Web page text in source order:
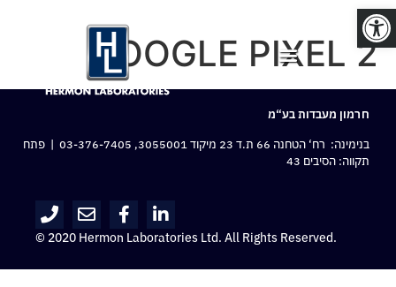
פתח סרגל נגישות
GOOGLE PIXEL 2
חרמון מעבדות בע“מ
בנימינה: רח‘ הטחנה 66 ת.ד 23 מיקוד 3055001,
03-376-7405 | פתח
תקווה: הסיבים 43
© 2020 Hermon Laboratories Ltd. All Rights Reserved.